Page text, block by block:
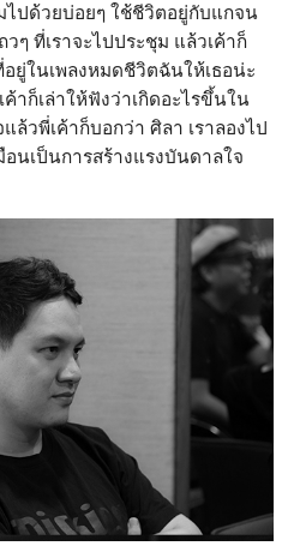
ไปด้วยบ่อยๆ ใช้ชีวิตอยู่กับแกจน
ๆ ที่เราจะไปประชุม แล้วเค้าก็
ยู่ในเพลงหมดชีวิตฉันให้เธอน่ะ
าก็เล่าให้ฟังว่าเกิดอะไรขึ้นใน
ล้วพี่เค้าก็บอกว่า ศิลา เราลองไป
นเป็นการสร้างแรงบันดาลใจ